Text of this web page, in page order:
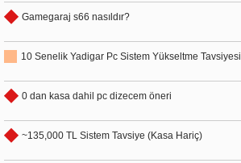
Gamegaraj s66 nasıldır?
10 Senelik Yadigar Pc Sistem Yükseltme Tavsiyesi
0 dan kasa dahil pc dizecem öneri
~135,000 TL Sistem Tavsiye (Kasa Hariç)